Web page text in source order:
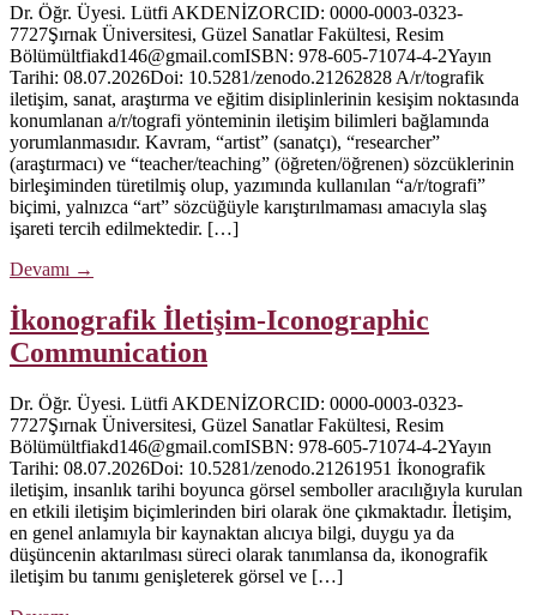
Dr. Öğr. Üyesi. Lütfi AKDENİZORCID: 0000-0003-0323-
7727Şırnak Üniversitesi, Güzel Sanatlar Fakültesi, Resim
Bölümültfiakd146@gmail.comISBN: 978-605-71074-4-2Yayın
Tarihi: 08.07.2026Doi: 10.5281/zenodo.21262828 A/r/tografik
iletişim, sanat, araştırma ve eğitim disiplinlerinin kesişim noktasında
konumlanan a/r/tografi yönteminin iletişim bilimleri bağlamında
yorumlanmasıdır. Kavram, “artist” (sanatçı), “researcher”
(araştırmacı) ve “teacher/teaching” (öğreten/öğrenen) sözcüklerinin
birleşiminden türetilmiş olup, yazımında kullanılan “a/r/tografi”
biçimi, yalnızca “art” sözcüğüyle karıştırılmaması amacıyla slaş
işareti tercih edilmektedir. […]
Devamı →
İkonografik İletişim-Iconographic
Communication
Dr. Öğr. Üyesi. Lütfi AKDENİZORCID: 0000-0003-0323-
7727Şırnak Üniversitesi, Güzel Sanatlar Fakültesi, Resim
Bölümültfiakd146@gmail.comISBN: 978-605-71074-4-2Yayın
Tarihi: 08.07.2026Doi: 10.5281/zenodo.21261951 İkonografik
iletişim, insanlık tarihi boyunca görsel semboller aracılığıyla kurulan
en etkili iletişim biçimlerinden biri olarak öne çıkmaktadır. İletişim,
en genel anlamıyla bir kaynaktan alıcıya bilgi, duygu ya da
düşüncenin aktarılması süreci olarak tanımlansa da, ikonografik
iletişim bu tanımı genişleterek görsel ve […]